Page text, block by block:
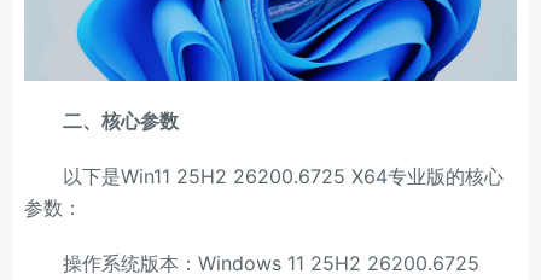
二、核心参数
以下是Win11 25H2 26200.6725 X64专业版的核心
参数：
操作系统版本：Windows 11 25H2 26200.6725